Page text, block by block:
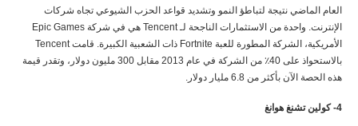
العام الماضي نتيجة لتباطؤ النمو وتشديد قواعد الحزب الشيوعي تجاه شركات
الإنترنت. واحدة من الاستثمارات الناجحة لـ Tencent هي في شركة Epic Games
الأمريكية، الشركة المطورة للعبة Fortnite ذات الشعبية الكبيرة. قامت Tencent
بالاستحواذ على 40٪ من الشركة في عام 2013 مقابل 300 مليون دولار، وتقدر قيمة
هذه الحصة الآن بأكثر من 6.8 مليار دولار.
4- كولين تشنغ هوانغ